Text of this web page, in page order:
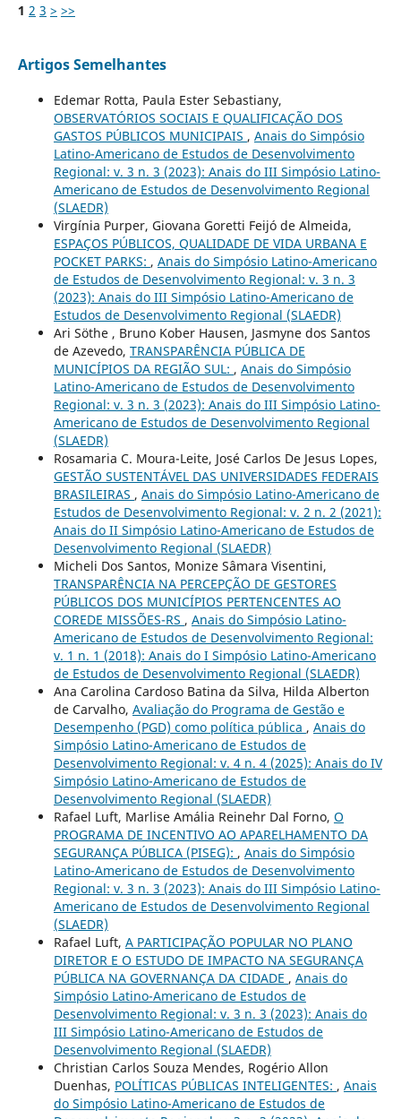
1 2 3 > >>
Artigos Semelhantes
Edemar Rotta, Paula Ester Sebastiany,
OBSERVATÓRIOS SOCIAIS E QUALIFICAÇÃO DOS
GASTOS PÚBLICOS MUNICIPAIS , Anais do Simpósio
Latino-Americano de Estudos de Desenvolvimento
Regional: v. 3 n. 3 (2023): Anais do III Simpósio Latino-
Americano de Estudos de Desenvolvimento Regional
(SLAEDR)
Virgínia Purper, Giovana Goretti Feijó de Almeida,
ESPAÇOS PÚBLICOS, QUALIDADE DE VIDA URBANA E
POCKET PARKS: , Anais do Simpósio Latino-Americano
de Estudos de Desenvolvimento Regional: v. 3 n. 3
(2023): Anais do III Simpósio Latino-Americano de
Estudos de Desenvolvimento Regional (SLAEDR)
Ari Söthe , Bruno Kober Hausen, Jasmyne dos Santos
de Azevedo, TRANSPARÊNCIA PÚBLICA DE
MUNICÍPIOS DA REGIÃO SUL: , Anais do Simpósio
Latino-Americano de Estudos de Desenvolvimento
Regional: v. 3 n. 3 (2023): Anais do III Simpósio Latino-
Americano de Estudos de Desenvolvimento Regional
(SLAEDR)
Rosamaria C. Moura-Leite, José Carlos De Jesus Lopes,
GESTÃO SUSTENTÁVEL DAS UNIVERSIDADES FEDERAIS
BRASILEIRAS , Anais do Simpósio Latino-Americano de
Estudos de Desenvolvimento Regional: v. 2 n. 2 (2021):
Anais do II Simpósio Latino-Americano de Estudos de
Desenvolvimento Regional (SLAEDR)
Micheli Dos Santos, Monize Sâmara Visentini,
TRANSPARÊNCIA NA PERCEPÇÃO DE GESTORES
PÚBLICOS DOS MUNICÍPIOS PERTENCENTES AO
COREDE MISSÕES-RS , Anais do Simpósio Latino-
Americano de Estudos de Desenvolvimento Regional:
v. 1 n. 1 (2018): Anais do I Simpósio Latino-Americano
de Estudos de Desenvolvimento Regional (SLAEDR)
Ana Carolina Cardoso Batina da Silva, Hilda Alberton
de Carvalho, Avaliação do Programa de Gestão e
Desempenho (PGD) como política pública , Anais do
Simpósio Latino-Americano de Estudos de
Desenvolvimento Regional: v. 4 n. 4 (2025): Anais do IV
Simpósio Latino-Americano de Estudos de
Desenvolvimento Regional (SLAEDR)
Rafael Luft, Marlise Amália Reinehr Dal Forno, O
PROGRAMA DE INCENTIVO AO APARELHAMENTO DA
SEGURANÇA PÚBLICA (PISEG): , Anais do Simpósio
Latino-Americano de Estudos de Desenvolvimento
Regional: v. 3 n. 3 (2023): Anais do III Simpósio Latino-
Americano de Estudos de Desenvolvimento Regional
(SLAEDR)
Rafael Luft, A PARTICIPAÇÃO POPULAR NO PLANO
DIRETOR E O ESTUDO DE IMPACTO NA SEGURANÇA
PÚBLICA NA GOVERNANÇA DA CIDADE , Anais do
Simpósio Latino-Americano de Estudos de
Desenvolvimento Regional: v. 3 n. 3 (2023): Anais do
III Simpósio Latino-Americano de Estudos de
Desenvolvimento Regional (SLAEDR)
Christian Carlos Souza Mendes, Rogério Allon
Duenhas, POLÍTICAS PÚBLICAS INTELIGENTES: , Anais
do Simpósio Latino-Americano de Estudos de